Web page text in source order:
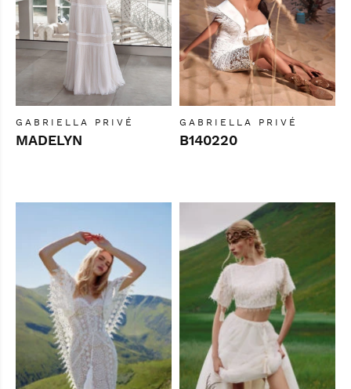
GABRIELLA PRIVÉ
MADELYN
GABRIELLA PRIVÉ
B140220